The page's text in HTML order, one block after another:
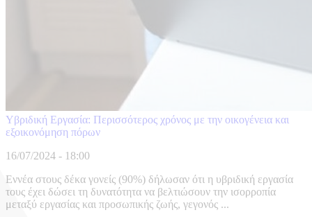
Υβριδική Εργασία: Περισσότερος χρόνος με την οικογένεια και
εξοικονόμηση πόρων
16/07/2024 - 18:00
Εννέα στους δέκα γονείς (90%) δήλωσαν ότι η υβριδική εργασία
τους έχει δώσει τη δυνατότητα να βελτιώσουν την ισορροπία
μεταξύ εργασίας και προσωπικής ζωής, γεγονός ...